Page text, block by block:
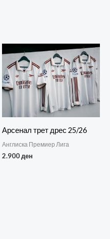
Арсенал трет дрес 25/26
Англиска Премиер Лига
2.900ден